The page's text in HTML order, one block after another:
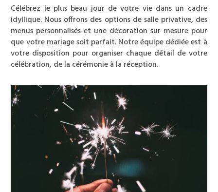
Célébrez le plus beau jour de votre vie dans un cadre
idyllique. Nous offrons des options de salle privative, des
menus personnalisés et une décoration sur mesure pour
que votre mariage soit parfait. Notre équipe dédiée est à
votre disposition pour organiser chaque détail de votre
célébration, de la cérémonie à la réception.